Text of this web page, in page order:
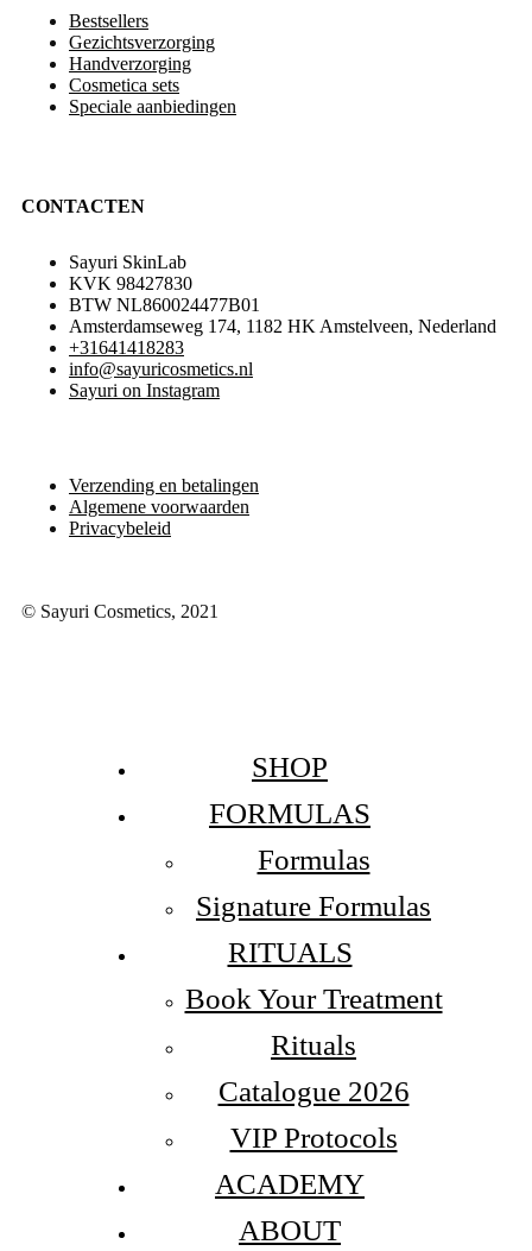
Bestsellers
Gezichtsverzorging
Handverzorging
Cosmetica sets
Speciale aanbiedingen
CONTACTEN
Sayuri SkinLab
KVK 98427830
BTW NL860024477B01
Amsterdamseweg 174, 1182 HK Amstelveen, Nederland
+31641418283
info@sayuricosmetics.nl
Sayuri on Instagram
Verzending en betalingen
Algemene voorwaarden
Privacybeleid
© Sayuri Cosmetics, 2021
SHOP
FORMULAS
Formulas
Signature Formulas
RITUALS
Book Your Treatment
Rituals
Catalogue 2026
VIP Protocols
ACADEMY
ABOUT